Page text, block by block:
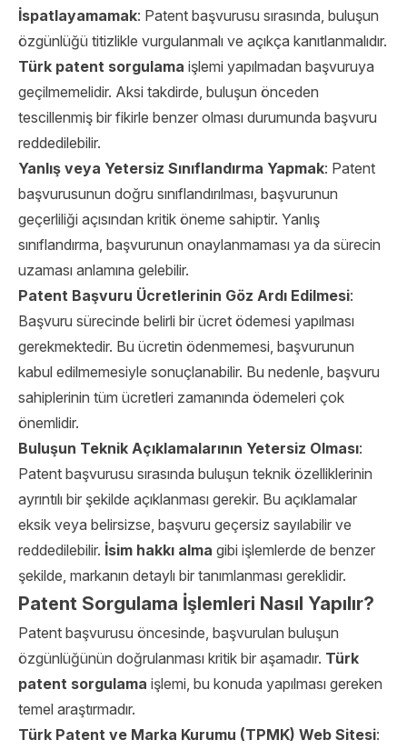
İspatlayamamak: Patent başvurusu sırasında, buluşun
özgünlüğü titizlikle vurgulanmalı ve açıkça kanıtlanmalıdır.
Türk patent sorgulama işlemi yapılmadan başvuruya
geçilmemelidir. Aksi takdirde, buluşun önceden
tescillenmiş bir fikirle benzer olması durumunda başvuru
reddedilebilir.
Yanlış veya Yetersiz Sınıflandırma Yapmak: Patent
başvurusunun doğru sınıflandırılması, başvurunun
geçerliliği açısından kritik öneme sahiptir. Yanlış
sınıflandırma, başvurunun onaylanmaması ya da sürecin
uzaması anlamına gelebilir.
Patent Başvuru Ücretlerinin Göz Ardı Edilmesi:
Başvuru sürecinde belirli bir ücret ödemesi yapılması
gerekmektedir. Bu ücretin ödenmemesi, başvurunun
kabul edilmemesiyle sonuçlanabilir. Bu nedenle, başvuru
sahiplerinin tüm ücretleri zamanında ödemeleri çok
önemlidir.
Buluşun Teknik Açıklamalarının Yetersiz Olması:
Patent başvurusu sırasında buluşun teknik özelliklerinin
ayrıntılı bir şekilde açıklanması gerekir. Bu açıklamalar
eksik veya belirsizse, başvuru geçersiz sayılabilir ve
reddedilebilir. İsim hakkı alma gibi işlemlerde de benzer
şekilde, markanın detaylı bir tanımlanması gereklidir.
Patent Sorgulama İşlemleri Nasıl Yapılır?
Patent başvurusu öncesinde, başvurulan buluşun
özgünlüğünün doğrulanması kritik bir aşamadır. Türk
patent sorgulama işlemi, bu konuda yapılması gereken
temel araştırmadır.
Türk Patent ve Marka Kurumu (TPMK) Web Sitesi: